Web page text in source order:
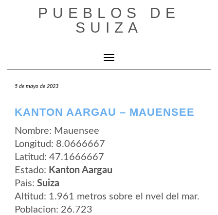
PUEBLOS DE
SUIZA
Cambiar modo de navegación
5 de mayo de 2023
KANTON AARGAU – MAUENSEE
Nombre: Mauensee
Longitud: 8.0666667
Latitud: 47.1666667
Estado: Kanton Aargau
Pais: Suiza
Altitud: 1.961 metros sobre el nvel del mar.
Poblacion: 26.723